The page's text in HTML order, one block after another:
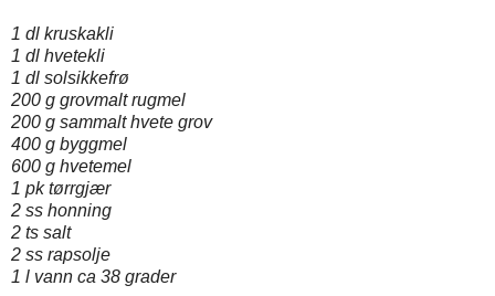
1 dl kruskakli
1 dl hvetekli
1 dl solsikkefrø
200 g grovmalt rugmel
200 g sammalt hvete grov
400 g byggmel
600 g hvetemel
1 pk tørrgjær
2 ss honning
2 ts salt
2 ss rapsolje
1 l vann ca 38 grader